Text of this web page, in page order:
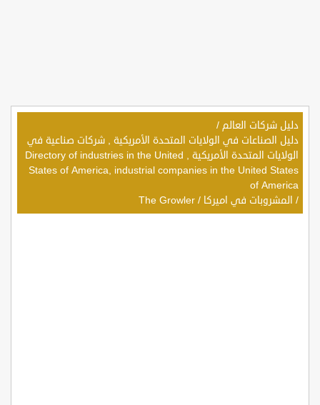
دليل شركات العالم /
دليل الصناعات في الولايات المتحدة الأمريكية , شركات صناعية في
الولايات المتحدة الأمريكية , Directory of industries in the United
States of America, industrial companies in the United States
of America
/ المشروبات في اميركا /
The Growler